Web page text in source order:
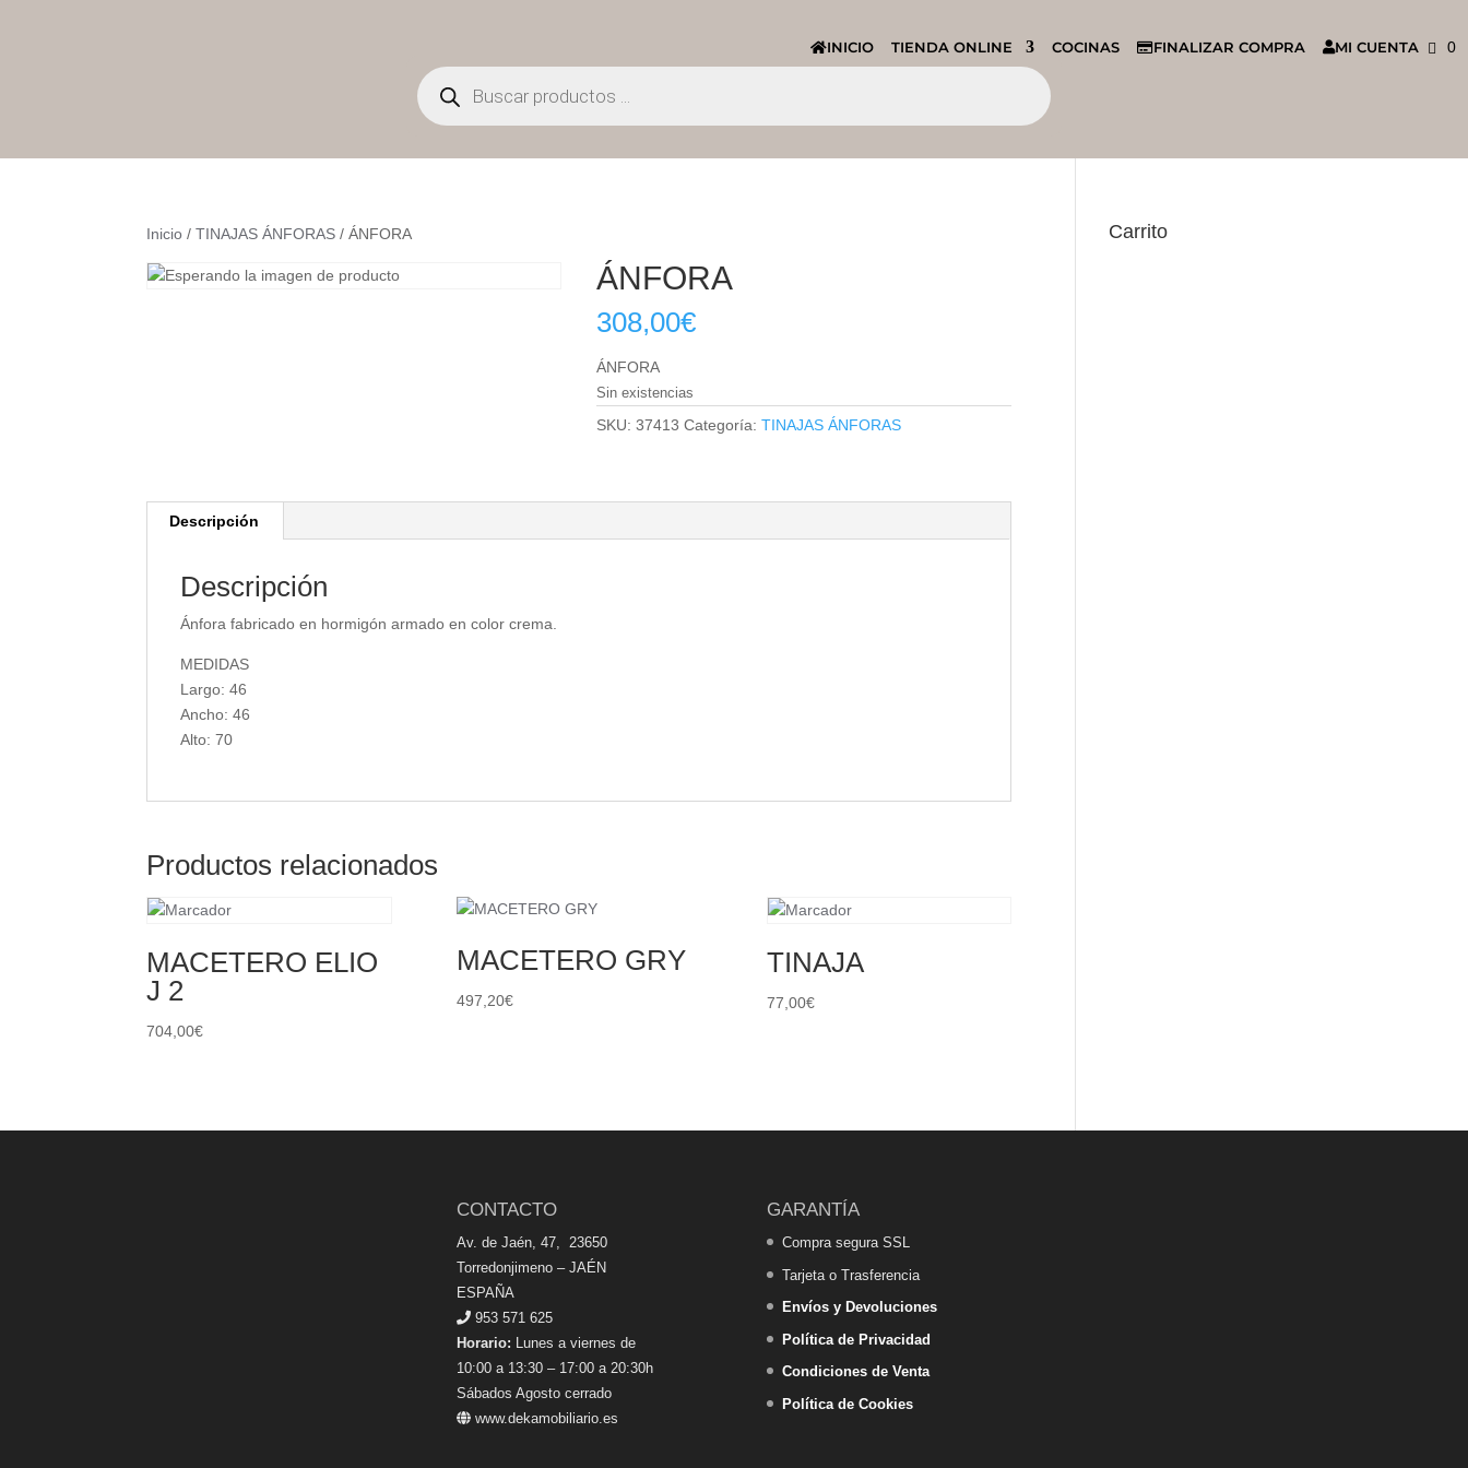
INICIO TIENDA ONLINE COCINAS FINALIZAR COMPRA MI CUENTA
0
Búsqueda
de
productos
Inicio /TINAJAS ÁNFORAS / ÁNFORA
ÁNFORA
308,00€
ÁNFORA
Sin existencias
SKU:37413 Categoría:TINAJAS ÁNFORAS
Descripción
Descripción
Ánfora fabricado en hormigón armado en color crema.
MEDIDAS
Largo: 46
Ancho: 46
Alto: 70
Productos relacionados
MACETERO ELIO
J 2
704,00€
MACETERO GRY
497,20€
TINAJA
77,00€
Carrito
CONTACTO
Av. de Jaén, 47, 23650
Torredonjimeno – JAÉN
ESPAÑA
953 571 625
Horario: Lunes a viernes de
10:00 a 13:30 – 17:00 a 20:30h
Sábados Agosto cerrado
www.dekamobiliario.es
GARANTÍA
Compra segura SSL
Tarjeta o Trasferencia
Envíos y Devoluciones
Política de Privacidad
Condiciones de Venta
Política de Cookies